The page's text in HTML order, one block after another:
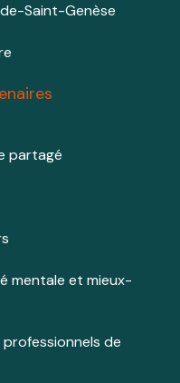
Saint-Genèse
partagé
mentale et mieux-
professionnels de